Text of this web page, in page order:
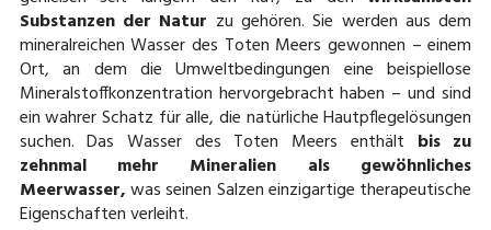
Substanzen der Natur zu gehören. Sie werden aus dem
mineralreichen Wasser des Toten Meers gewonnen – einem
Ort, an dem die Umweltbedingungen eine beispiellose
Mineralstoffkonzentration hervorgebracht haben – und sind
ein wahrer Schatz für alle, die natürliche Hautpflegelösungen
suchen. Das Wasser des Toten Meers enthält bis zu
zehnmal mehr Mineralien als gewöhnliches
Meerwasser,was seinen Salzen einzigartige therapeutische
Eigenschaften verleiht.